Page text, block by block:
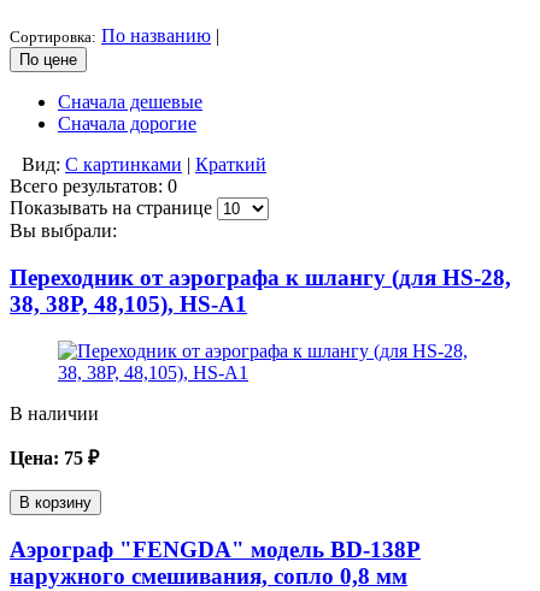
Сортировка: По названию |
По цене
Сначала дешевые
Сначала дорогие
Вид: С картинками | Краткий
Всего результатов: 0
Показывать на странице
Вы выбрали:
Переходник от аэрографа к шлангу (для HS-28,
38, 38Р, 48,105), HS-А1
В наличии
Цена: 75 ₽
В корзину
Аэрограф "FENGDA" модель BD-138Р
наружного смешивания, сопло 0,8 мм